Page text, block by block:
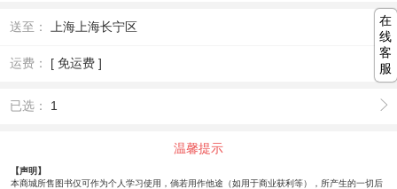
送至： 上海上海长宁区
运费： [ 免运费 ]
已选： 1
温馨提示
【声明】
本商城所售图书仅可作为个人学习使用，倘若用作他途（如用于商业获利等），所产生的一切后
在
线
客
服